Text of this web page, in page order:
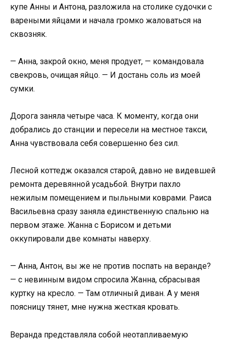
купе Анны и Антона, разложила на столике судочки с
вареными яйцами и начала громко жаловаться на
сквозняк.
— Анна, закрой окно, меня продует, — командовала
свекровь, очищая яйцо. — И достань соль из моей
сумки.
Дорога заняла четыре часа. К моменту, когда они
добрались до станции и пересели на местное такси,
Анна чувствовала себя совершенно без сил.
Лесной коттедж оказался старой, давно не видевшей
ремонта деревянной усадьбой. Внутри пахло
нежилым помещением и пыльными коврами. Раиса
Васильевна сразу заняла единственную спальню на
первом этаже. Жанна с Борисом и детьми
оккупировали две комнаты наверху.
— Анна, Антон, вы же не против поспать на веранде?
— с невинным видом спросила Жанна, сбрасывая
куртку на кресло. — Там отличный диван. А у меня
поясницу тянет, мне нужна жесткая кровать.
Веранда представляла собой неотапливаемую